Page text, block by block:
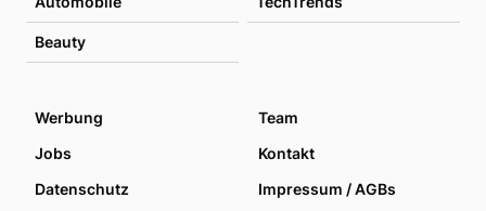
Beauty
Werbung
Team
Jobs
Kontakt
Datenschutz
Impressum / AGBs